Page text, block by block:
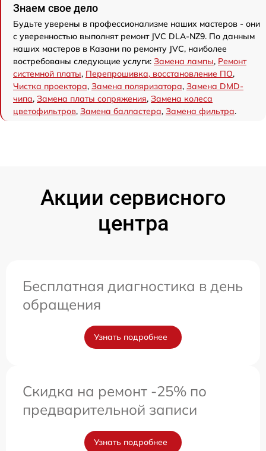
Знаем свое дело
Будьте уверены в профессионализме наших мастеров - они
с уверенностью выполнят ремонт JVC DLA-NZ9. По данным
наших мастеров в Казани по ремонту JVC, наиболее
востребованы следующие услуги: Замена лампы, Ремонт
системной платы, Перепрошивка, восстановление ПО,
Чистка проектора, Замена поляризатора, Замена DMD-
чипа, Замена платы сопряжения, Замена колеса
цветофильтров, Замена балластера, Замена фильтра.
Акции сервисного
центра
Бесплатная диагностика в день
обращения
Узнать подробнее
Скидка на ремонт -25% по
предварительной записи
Узнать подробнее